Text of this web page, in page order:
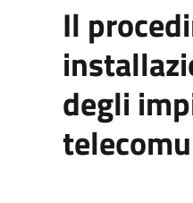
Il
degli